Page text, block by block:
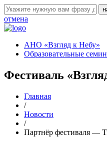
отмена
АНО «Взгляд к Небу»
Образовательные
Фестиваль
Главная
/
Новости
/
Партнёр фестиваля —